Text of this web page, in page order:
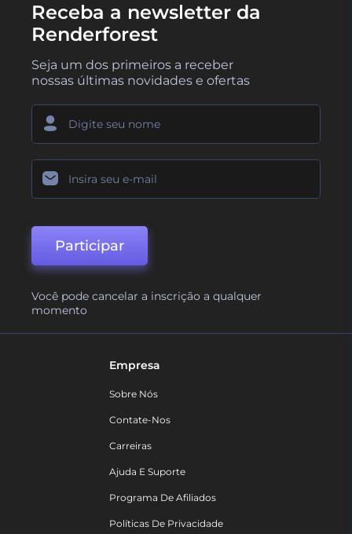
Receba a newsletter da
Renderforest
Seja um dos primeiros a receber
nossas últimas novidades e ofertas
Participar
Você pode cancelar a inscrição a qualquer
momento
Empresa
Sobre Nós
Contate-Nos
Carreiras
Ajuda E Suporte
Programa De Afiliados
Políticas De Privacidade